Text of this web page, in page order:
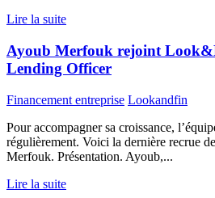
Lire la suite
Ayoub Merfouk rejoint
Lending Officer
Financement entreprise Lookandfin
Pour accompagner sa croissance,
régulièrement. Voici la dernière recrue
Merfouk. Présentation. Ayoub,...
Lire la suite